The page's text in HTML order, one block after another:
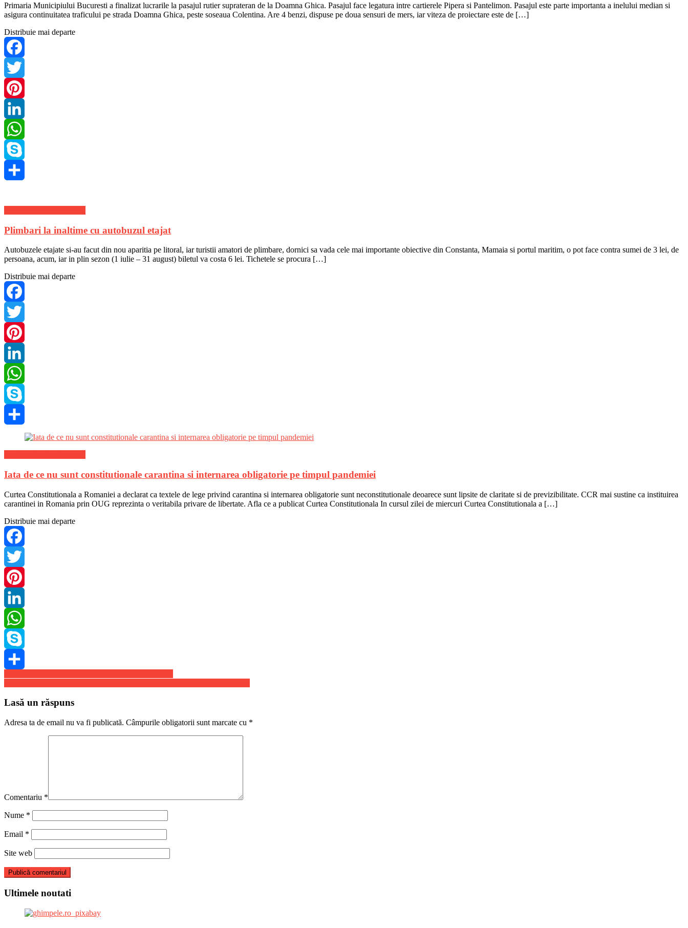
Primaria Municipiului Bucuresti a finalizat lucrarile la pasajul rutier suprateran de la Doamna Ghica. Pasajul face legatura intre cartierele Pipera si Pantelimon. Pasajul este parte importanta a inelului median si
asigura continuitatea traficului pe strada Doamna Ghica, peste soseaua Colentina. Are 4 benzi, dispuse pe doua sensuri de mers, iar viteza de proiectare este de […]
Distribuie mai departe
Facebook
Twitter
Pinterest
LinkedIn
WhatsApp
Skype
Plimbari la inaltime cu autobuzul etajat
Autobuzele etajate si-au facut din nou aparitia pe litoral, iar turistii amatori de plimbare, dornici sa vada cele mai importante obiective din Constanta, Mamaia si portul maritim, o pot face contra sumei de 3 lei, de
persoana, acum, iar in plin sezon (1 iulie – 31 august) biletul va costa 6 lei. Tichetele se procura […]
Distribuie mai departe
Facebook
Twitter
Pinterest
LinkedIn
WhatsApp
Skype
Iata de ce nu sunt constitutionale carantina si internarea obligatorie pe timpul pandemiei
Curtea Constitutionala a Romaniei a declarat ca textele de lege privind carantina si internarea obligatorie sunt neconstitutionale deoarece sunt lipsite de claritate si de previzibilitate. CCR mai sustine ca instituirea
carantinei in Romania prin OUG reprezinta o veritabila privare de libertate. Afla ce a publicat Curtea Constitutionala In cursul zilei de miercuri Curtea Constitutionala a […]
Distribuie mai departe
Facebook
Twitter
Pinterest
LinkedIn
WhatsApp
Skype
Share
Navigare
în
articole
Lasă un răspuns
Adresa ta de email nu va fi publicată. Câmpurile obligatorii sunt marcate cu *
Comentariu *
Nume *
Email *
Site web
Ultimele noutati